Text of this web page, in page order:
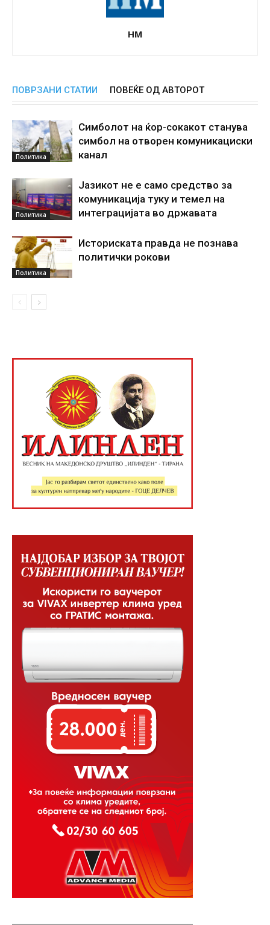
НМ
ПОВРЗАНИ СТАТИИ ПОВЕЌЕ ОД АВТОРОТ
Политика
Симболот на ќор-сокакот станува
симбол на отворен комуникациски
канал
Политика
Јазикот не е само средство за
комуникација туку и темел на
интеграцијата во државата
Политика
Историската правда не познава
политички рокови